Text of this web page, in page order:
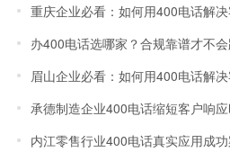
重庆企业必看：如何用400电话解
办400电话选哪家？合规靠谱才不
眉山企业必看：如何用400电话解
承德制造企业400电话缩短客户响
内江零售行业400电话真实应用成